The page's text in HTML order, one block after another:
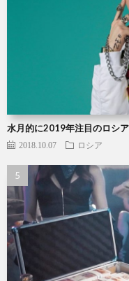
水月的に2019年注目のロシ
2018.10.07 ロシア